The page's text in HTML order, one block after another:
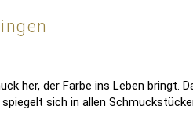
her, der Farbe ins Leben bringt.
sich in allen